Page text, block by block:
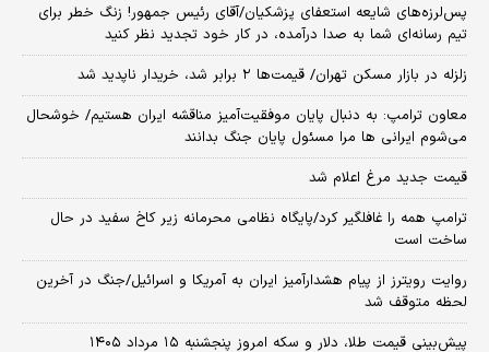
پس‌لرزه‌های شایعه استعفای پزشکیان/آقای رئیس جمهور! زنگ خطر برای
تیم رسانه‌ای شما به صدا درآمده، در کار خود تجدید نظر کنید
زلزله در بازار مسکن تهران/ قیمت‌ها ۲ برابر شد، خریدار ناپدید شد
معاون ترامپ: به دنبال پایان موفقیت‌آمیز مناقشه ایران هستیم/ خوشحال
می‌شوم ایرانی ها مرا مسئول پایان جنگ بدانند
قیمت جدید مرغ اعلام شد
ترامپ همه را غافلگیر کرد/پایگاه نظامی محرمانه زیر کاخ سفید در حال
ساخت است
روایت رویترز از پیام هشدارآمیز ایران به آمریکا و اسرائیل/جنگ در آخرین
لحظه متوقف شد
پیش‌بینی قیمت طلا، دلار و سکه امروز پنجشنبه ۱۵ مرداد ۱۴۰۵